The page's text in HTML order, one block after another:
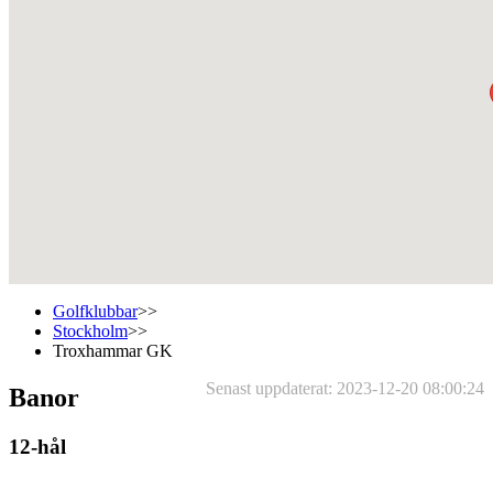
Golfklubbar>>
Stockholm>>
Troxhammar GK
Senast uppdaterat: 2023-12-20 08:00:24
Banor
12-hål